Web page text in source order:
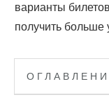
варианты
получить больше